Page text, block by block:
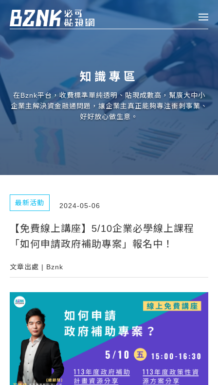
Bznk 必可貼現網
申貸
企業融資
房屋副擔保融資
常見問題
帳款轉讓
企業專案融資
平台操作
知識專區
平台介紹
註冊 登入
知識專區
在Bznk平台，收費標準單純透明、貼現成數高，幫廣大中小
企業主解決資金融通問題，讓企業主真正能夠專注衝刺事業、
好好放心做生意。
最新活動 2024-05-06
【免費線上講座】5/10企業必學線上課程
「如何申請政府補助專案」報名中！
文章出處 | Bznk